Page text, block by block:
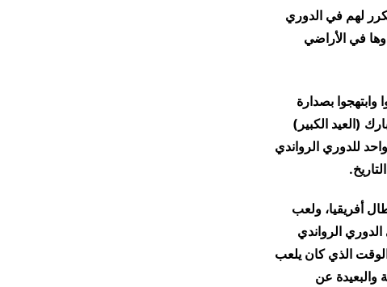
من (24) ساعة، ولم ولن تتكرر لهم في الدوري
في الأراضي
بصدارة
(العيد الكبير)
للدوري الرواندي
أفريقيا، ولعب
في الدوري الرواندي
في الوقت الذي كان يلعب
المختلفة والبعيدة عن